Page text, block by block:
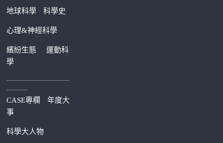
地球科學 科學史
心理&神經科學
繽紛生態運動科
學
—————————
———
CASE專欄
年度大
事
科學大人物